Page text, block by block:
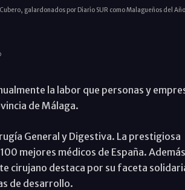
galardonados por Diario SUR como Malagueños del
la labor que personas y
de Málaga.
General y Digestiva. La prestigiosa
mejores médicos de España.
cirujano destaca por su faceta
de desarrollo.